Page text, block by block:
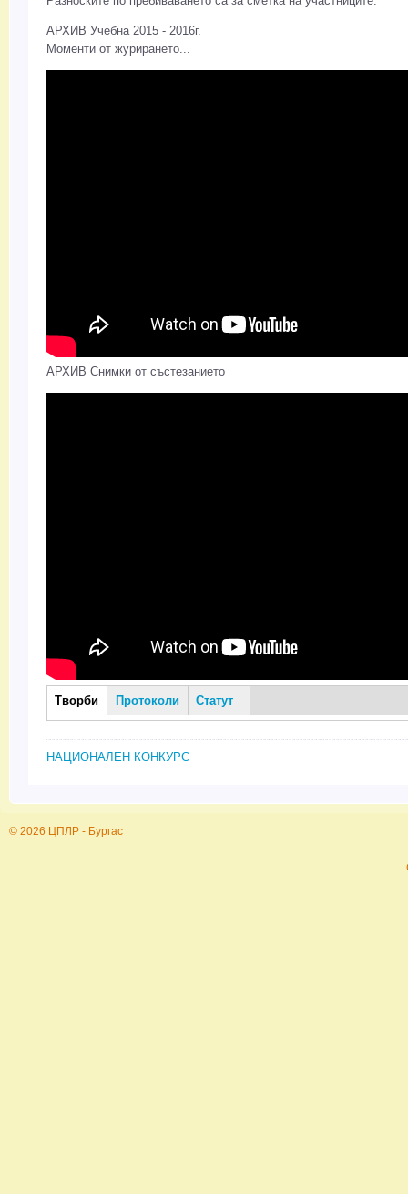
АРХИВ Учебна 2015 - 2016г.
Моменти от журирането...
АРХИВ Снимки от състезанието
Творби
Творби(активен
раздел)
Протоколи Статут
НАЦИОНАЛЕН КОНКУРС
© 2026 ЦПЛР - Бургас